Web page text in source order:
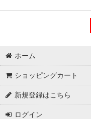
ホーム
ショッピングカート
新規登録はこちら
ログイン